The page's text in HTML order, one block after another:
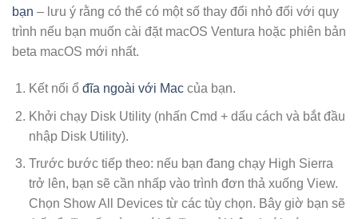
bạn – lưu ý rằng có thể có một số thay đổi nhỏ đối với quy
trình nếu bạn muốn cài đặt macOS Ventura hoặc phiên bản
beta macOS mới nhất.
Kết nối ổ đĩa ngoài với Maccủa bạn.
Khởi chạy Disk Utility (nhấn Cmd + dấu cách và bắt đầu
nhập Disk Utility).
Trước bước tiếp theo: nếu bạn đang chạy High Sierra
trở lên, bạn sẽ cần nhấp vào trình đơn thả xuống View.
Chọn Show All Devices từ các tùy chọn. Bây giờ bạn sẽ